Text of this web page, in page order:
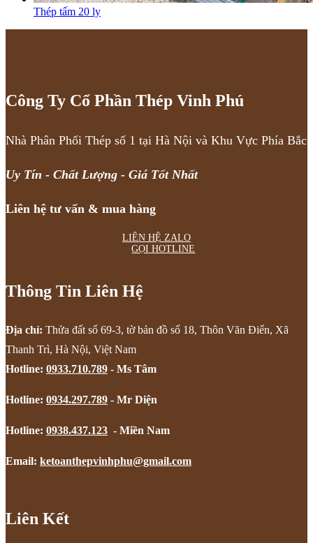
Thép tấm 20 ly
Công Ty Cổ Phần Thép Vinh Phú
Nhà Phân Phối Thép số 1 tại Hà Nội và Khu Vực Phía Bắc
Uy Tín - Chất Lượng - Giá Tốt Nhất
Liên hệ tư vấn & mua hàng
LIÊN HỆ ZALO
GỌI HOTLINE
Thông Tin Liên Hệ
Địa chỉ: Thửa đất số 69-3, tờ bản đồ số 18, Thôn Văn Điển, Xã
Thanh Trì, Hà Nội, Việt Nam
Hotline: 0933.710.789 - Ms Tâm
Hotline: 0934.297.789 - Mr Diện
Hotline: 0938.437.123 - Miền Nam
Email: ketoanthepvinhphu@gmail.com
Liên Kết